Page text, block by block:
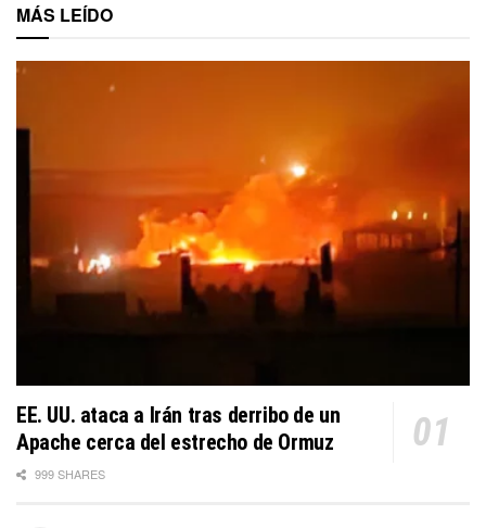
MÁS LEÍDO
EE. UU. ataca a Irán tras derribo de un
Apache cerca del estrecho de Ormuz
999 SHARES